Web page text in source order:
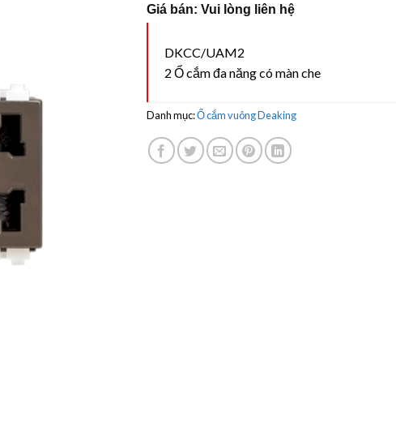
Giá bán: Vui lòng liên hệ
DKCC/UAM2
2 Ổ cắm đa năng có màn che
Danh mục:Ổ cắm vuông Deaking